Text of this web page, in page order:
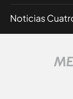
Noticias